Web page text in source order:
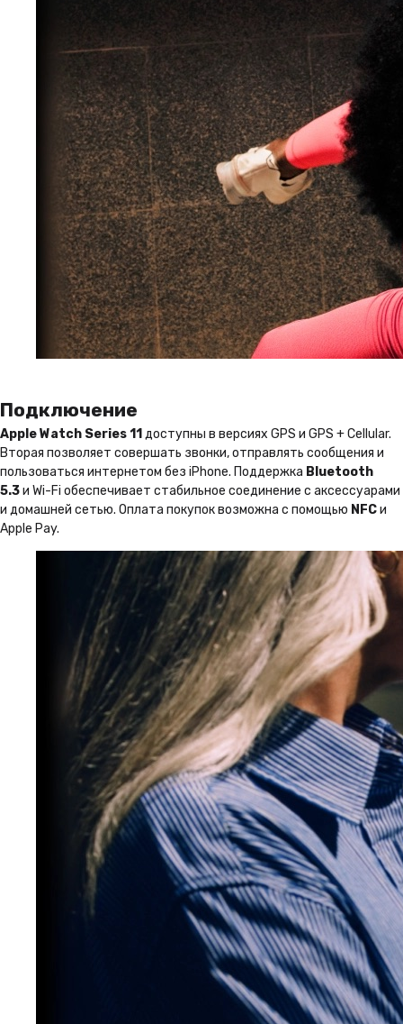
Подключение
Apple Watch Series 11 доступны в версиях GPS и GPS + Cellular.
Вторая позволяет совершать звонки, отправлять сообщения и
пользоваться интернетом без iPhone. Поддержка Bluetooth
5.3и Wi-Fi обеспечивает стабильное соединение с аксессуарами
и домашней сетью. Оплата покупок возможна с помощью NFCи
Apple Pay.